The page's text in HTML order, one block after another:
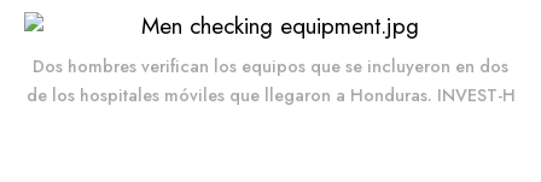
Dos hombres verifican los equipos que se incluyeron en dos
de los hospitales móviles que llegaron a Honduras. INVEST-H